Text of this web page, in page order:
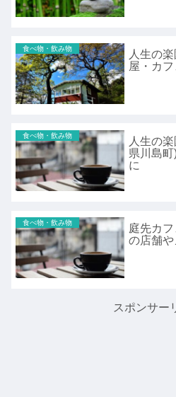
食べ物・飲み物
人生の
屋・カ
食べ物・飲み物
人生の
県川島
に
食べ物・飲み物
庭先カ
の店舗
スポンサー